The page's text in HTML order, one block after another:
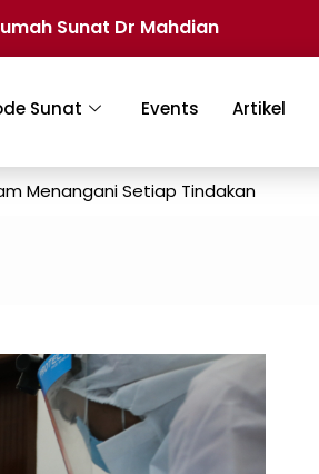
Sunat Dr Mahdian
Sunat Events Artikel
Menangani Setiap Tindakan